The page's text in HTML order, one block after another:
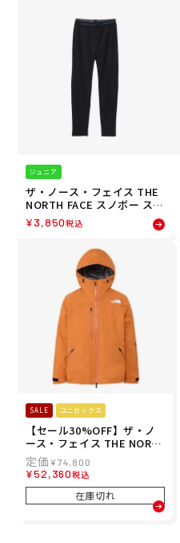
S62511-MR メンズ レディー
ス ユニセックス 25-26
ジュニア
ザ・ノース・フェイス THE
NORTH FACE スノボー スノ
ボ スノーボード ウェア イン
ナーパンツ アンダーパンツ
WARM Trousers NUJ62341
-K ジュニア キッズ 子ども
男の子 女の子 24-25
¥3,850税込
SALE ユニセックス
【セール30%OFF】ザ・ノ
ース・フェイス THE NORT
H FACE スノボー スノボ ス
ノーボード ウェア ジャケッ
ト レイバック ビーシー ジャ
ケット LAYBACK BC Jacke
t NS62510-YO メンズ レデ
¥74,800
¥52,360税込
在庫切れ